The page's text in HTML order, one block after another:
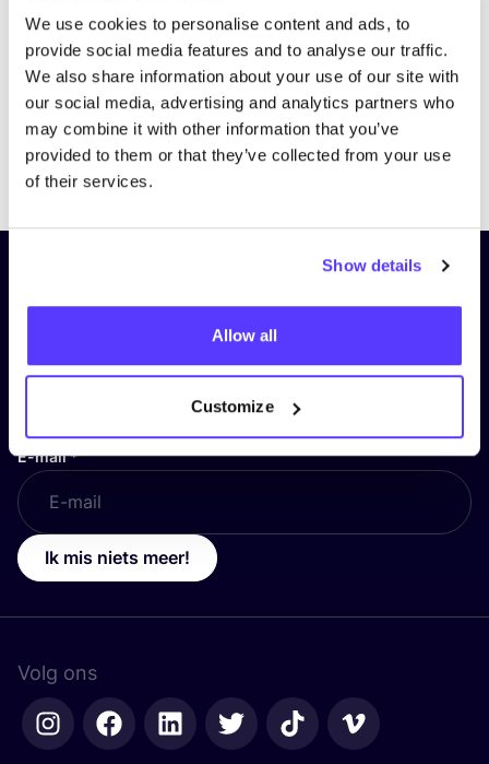
We use cookies to personalise content and ads, to
provide social media features and to analyse our traffic.
We also share information about your use of our site with
our social media, advertising and analytics partners who
may combine it with other information that you’ve
provided to them or that they’ve collected from your use
of their services.
Show details
Allow all
Customize
PreviousNext
Schrijf je in op onze nieuwsbrief
en blijf op de hoogte!
Voornaam*
E-mail*
Ik mis niets meer!
Volg ons